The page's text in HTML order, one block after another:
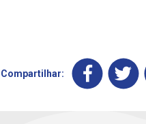
Compartilhar: